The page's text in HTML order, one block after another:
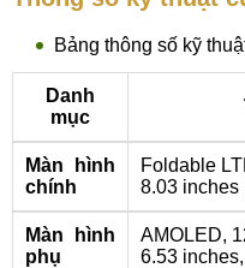
Bảng thông số kỹ
Danh
mục
Màn hình
chính
Foldable
8.03 inches
Màn hình
phụ
AMOLED,
6.53